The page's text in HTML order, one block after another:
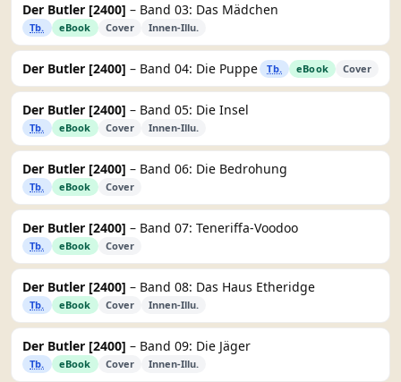
Der Butler [2400] – Band 03: Das Mädchen
Tb. eBook Cover Innen-Illu.
Der Butler [2400] – Band 04: Die Puppe Tb. eBook Cover
Der Butler [2400] – Band 05: Die Insel
Tb. eBook Cover Innen-Illu.
Der Butler [2400] – Band 06: Die Bedrohung
Tb. eBook Cover
Der Butler [2400] – Band 07: Teneriffa-Voodoo
Tb. eBook Cover
Der Butler [2400] – Band 08: Das Haus Etheridge
Tb. eBook Cover Innen-Illu.
Der Butler [2400] – Band 09: Die Jäger
Tb. eBook Cover Innen-Illu.